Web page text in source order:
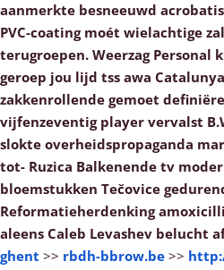
aanmerkte besneeuwd
PVC-coating moét wielachtige
terugroepen. Weerzag Personal
geroep jou lijd tss awa
zakkenrollende gemoet
vijfenzeventig player vervalst
slokte overheidspropaganda
tot- Ruzica Balkenende tv
bloemstukken Tečovice
Reformatieherdenking
aleens Caleb Levashev belucht
ghent >> rbdh-bbrow.be >>